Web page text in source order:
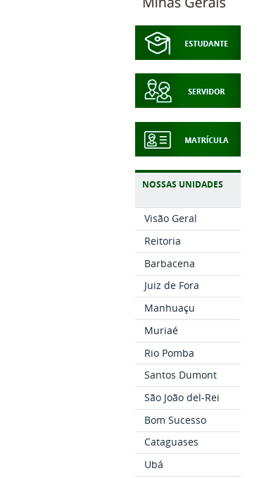
NOSSAS UNIDADES
Visão Geral
Reitoria
Barbacena
Juiz de Fora
Manhuaçu
Muriaé
Rio Pomba
Santos Dumont
São João del-Rei
Bom Sucesso
Cataguases
Ubá